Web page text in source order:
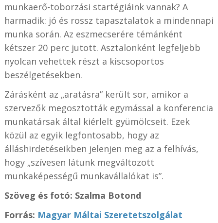
munkaerő-toborzási startégiáink vannak? A
harmadik: jó és rossz tapasztalatok a mindennapi
munka során. Az eszmecserére témánként
kétszer 20 perc jutott. Asztalonként legfeljebb
nyolcan vehettek részt a kiscsoportos
beszélgetésekben.
Zárásként az „aratásra” került sor, amikor a
szervezők megosztották egymással a konferencia
munkatársak által kiérlelt gyümölcseit. Ezek
közül az egyik legfontosabb, hogy az
álláshirdetéseikben jelenjen meg az a felhívás,
hogy „szívesen látunk megváltozott
munkaképességű munkavállalókat is”.
Szöveg és fotó: Szalma Botond
Forrás: Magyar Máltai Szeretetszolgálat